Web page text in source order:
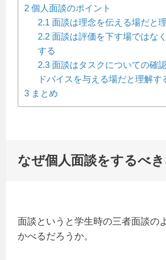
2 個人面談のポイント
2.1 面談は理念を伝える場だと
2.2面談は評価を下す場ではな
する
2.3面談はタスクについての確
ドバイスを与える場だと理解す
3 まとめ
なぜ個人面談をするべ
面談というと学生時の三者面談の
かべるだろうか。